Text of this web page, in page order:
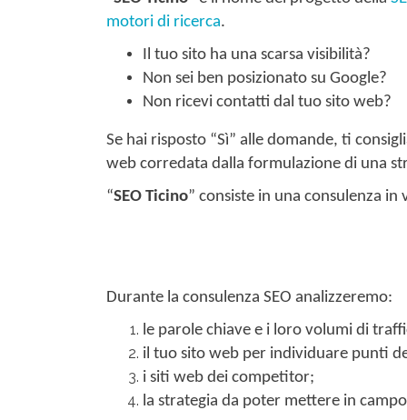
motori di ricerca.
Il tuo sito ha una scarsa visibilità?
Non sei ben posizionato su Google?
Non ricevi contatti dal tuo sito web?
Se hai risposto “Sì” alle domande, ti
web corredata dalla formulazione di una
“SEO Ticino” consiste in una consulenza
Durante la consulenza SEO analizzeremo:
le parole chiave e i loro volumi di
il tuo sito web per individuare punti
i siti web dei competitor;
la strategia da poter mettere in